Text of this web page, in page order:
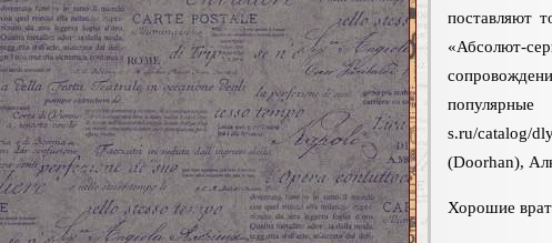
поставляют
«Абсолют-
s.ru/catalog/
(Doorhan),
Хорошие